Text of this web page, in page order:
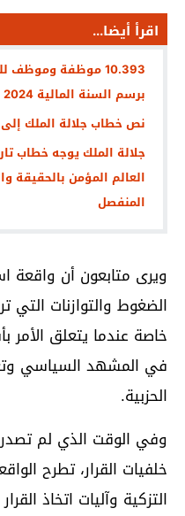
اقرأ أيضا...
10.393 موظفة
برسم السنة المالية 2024
نص خطاب جلالة الملك
جلالة الملك يوجه خطاب
العالم المؤمن بالحقيقة
المنفصل
ويرى متابعون أن واقعة
الضغوط والتوازنات التي
خاصة عندما يتعلق الأمر
في المشهد السياسي
الحزبية.
وفي الوقت الذي لم
خلفيات القرار، تطرح
التزكية وآليات اتخاذ